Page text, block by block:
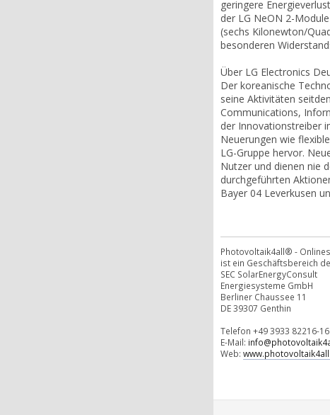
geringere
der LG NeON 2-
(sechs Kilonewton/
besonderen
Über LG Electronics
Der koreanische
seine Aktivitäten
Communications,
der Innovationstreiber
Neuerungen wie
LG-Gruppe hervor.
Nutzer und dienen nie
durchgeführten
Bayer 04 Leverkusen
Photovoltaik4all® -
ist ein Geschäftsbereich
SEC SolarEnergyConsult
Energiesysteme GmbH
Berliner Chaussee 11
DE 39307 Genthin
Telefon +49 3933 82216-16
E-Mail:
Web: